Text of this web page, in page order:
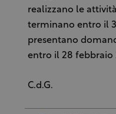
realizzano le
terminano entro il
presentano
entro il 28 febbraio
C.d.G.